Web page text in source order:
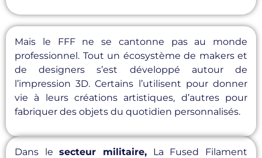
Mais le FFF ne se cantonne pas au monde
professionnel. Tout un écosystème de makers et
de designers s’est développé autour de
l’impression 3D. Certains l’utilisent pour donner
vie à leurs créations artistiques, d’autres pour
fabriquer des objets du quotidien personnalisés.
Dans lesecteur militaire, La Fused Filament